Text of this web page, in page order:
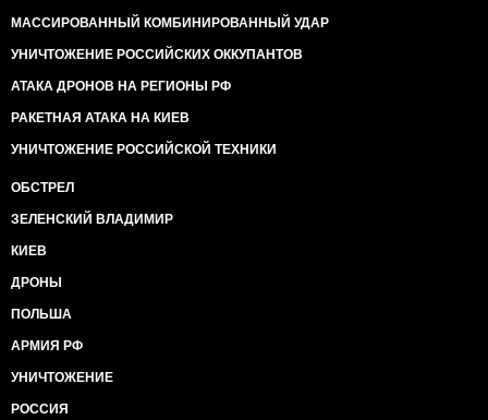
МАССИРОВАННЫЙ КОМБИНИРОВАННЫЙ УДАР
УНИЧТОЖЕНИЕ РОССИЙСКИХ ОККУПАНТОВ
АТАКА ДРОНОВ НА РЕГИОНЫ РФ
РАКЕТНАЯ АТАКА НА КИЕВ
УНИЧТОЖЕНИЕ РОССИЙСКОЙ ТЕХНИКИ
ОБСТРЕЛ
ЗЕЛЕНСКИЙ ВЛАДИМИР
КИЕВ
ДРОНЫ
ПОЛЬША
АРМИЯ РФ
УНИЧТОЖЕНИЕ
РОССИЯ